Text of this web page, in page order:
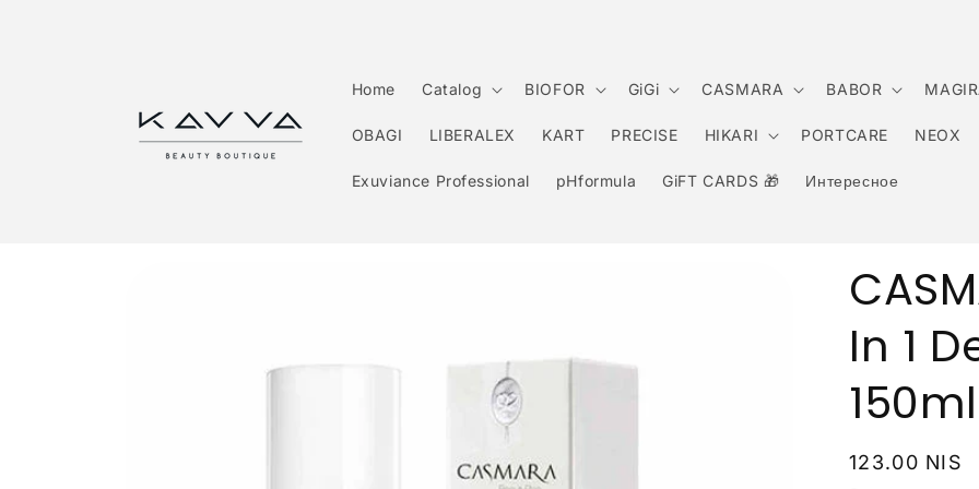
Home Catalog BIOFOR GiGi CASMARA BABOR
OBAGI LIBERALEX KART PRECISE HIKARI PORTCARE NEOX
Exuviance Professional pHformula GiFT CARDS 🎁 Интересное
In 1
Обычная
123.00 NIS